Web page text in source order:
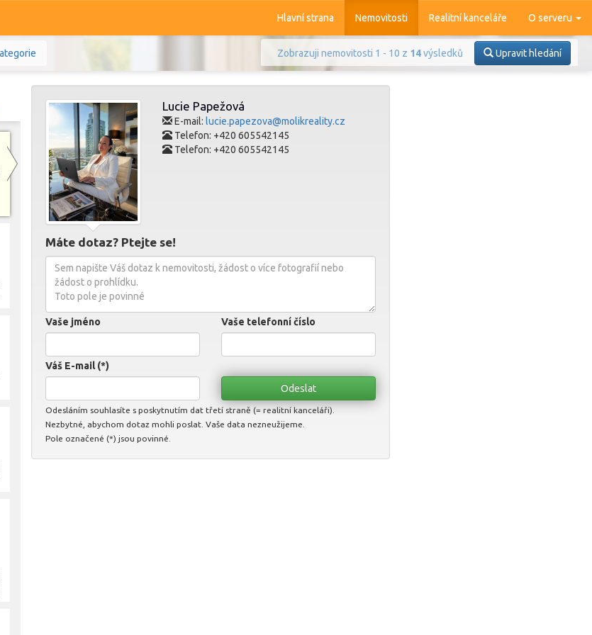
Hlavní strana Nemovitosti Realitní kanceláře O serveru
Zobrazuji nemovitosti 1 - 10 z 14výsledků Upravit hledání
Ostatní
Lucie Papežová
E-mail: lucie.papezova@molikreality.cz
Telefon: +420 605542145
Telefon: +420 605542145
Máte dotaz? Ptejte se!
Vaše jméno Vaše telefonní číslo
Váš E-mail (*)
Odesláním souhlasíte s poskytnutím dat třetí straně (= realitní kanceláři).
Nezbytné, abychom dotaz mohli poslat. Vaše data nezneužijeme.
Pole označené (*) jsou povinné.